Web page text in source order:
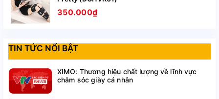
Thời hạn sử dụng: 3 năm
Phạm vi sử dụng: Sử dụng để vệ sinh cho mọi
loại giày
350.000₫
TIN TỨC NỔI BẬT
XIMO: Thương hiệu chất lượng về lĩnh vực
chăm sóc giày cá nhân